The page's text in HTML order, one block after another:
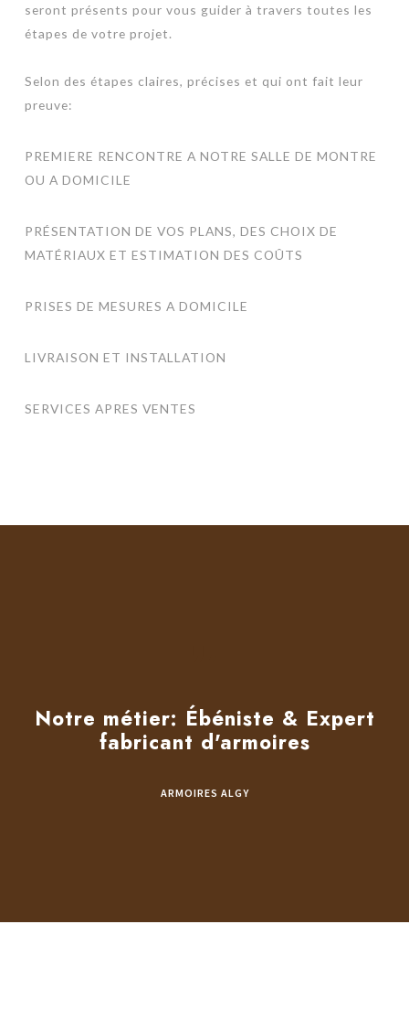
seront présents pour vous guider à travers toutes les
étapes de votre projet.
Selon des étapes claires, précises et qui ont fait leur
preuve:
PREMIERE RENCONTRE A NOTRE SALLE DE MONTRE
OU A DOMICILE
PRÉSENTATION DE VOS PLANS, DES CHOIX DE
MATÉRIAUX ET ESTIMATION DES COÛTS
PRISES DE MESURES A DOMICILE
LIVRAISON ET INSTALLATION
SERVICES APRES VENTES
Notre métier: Ébéniste & Expert
fabricant d'armoires
ARMOIRES ALGY